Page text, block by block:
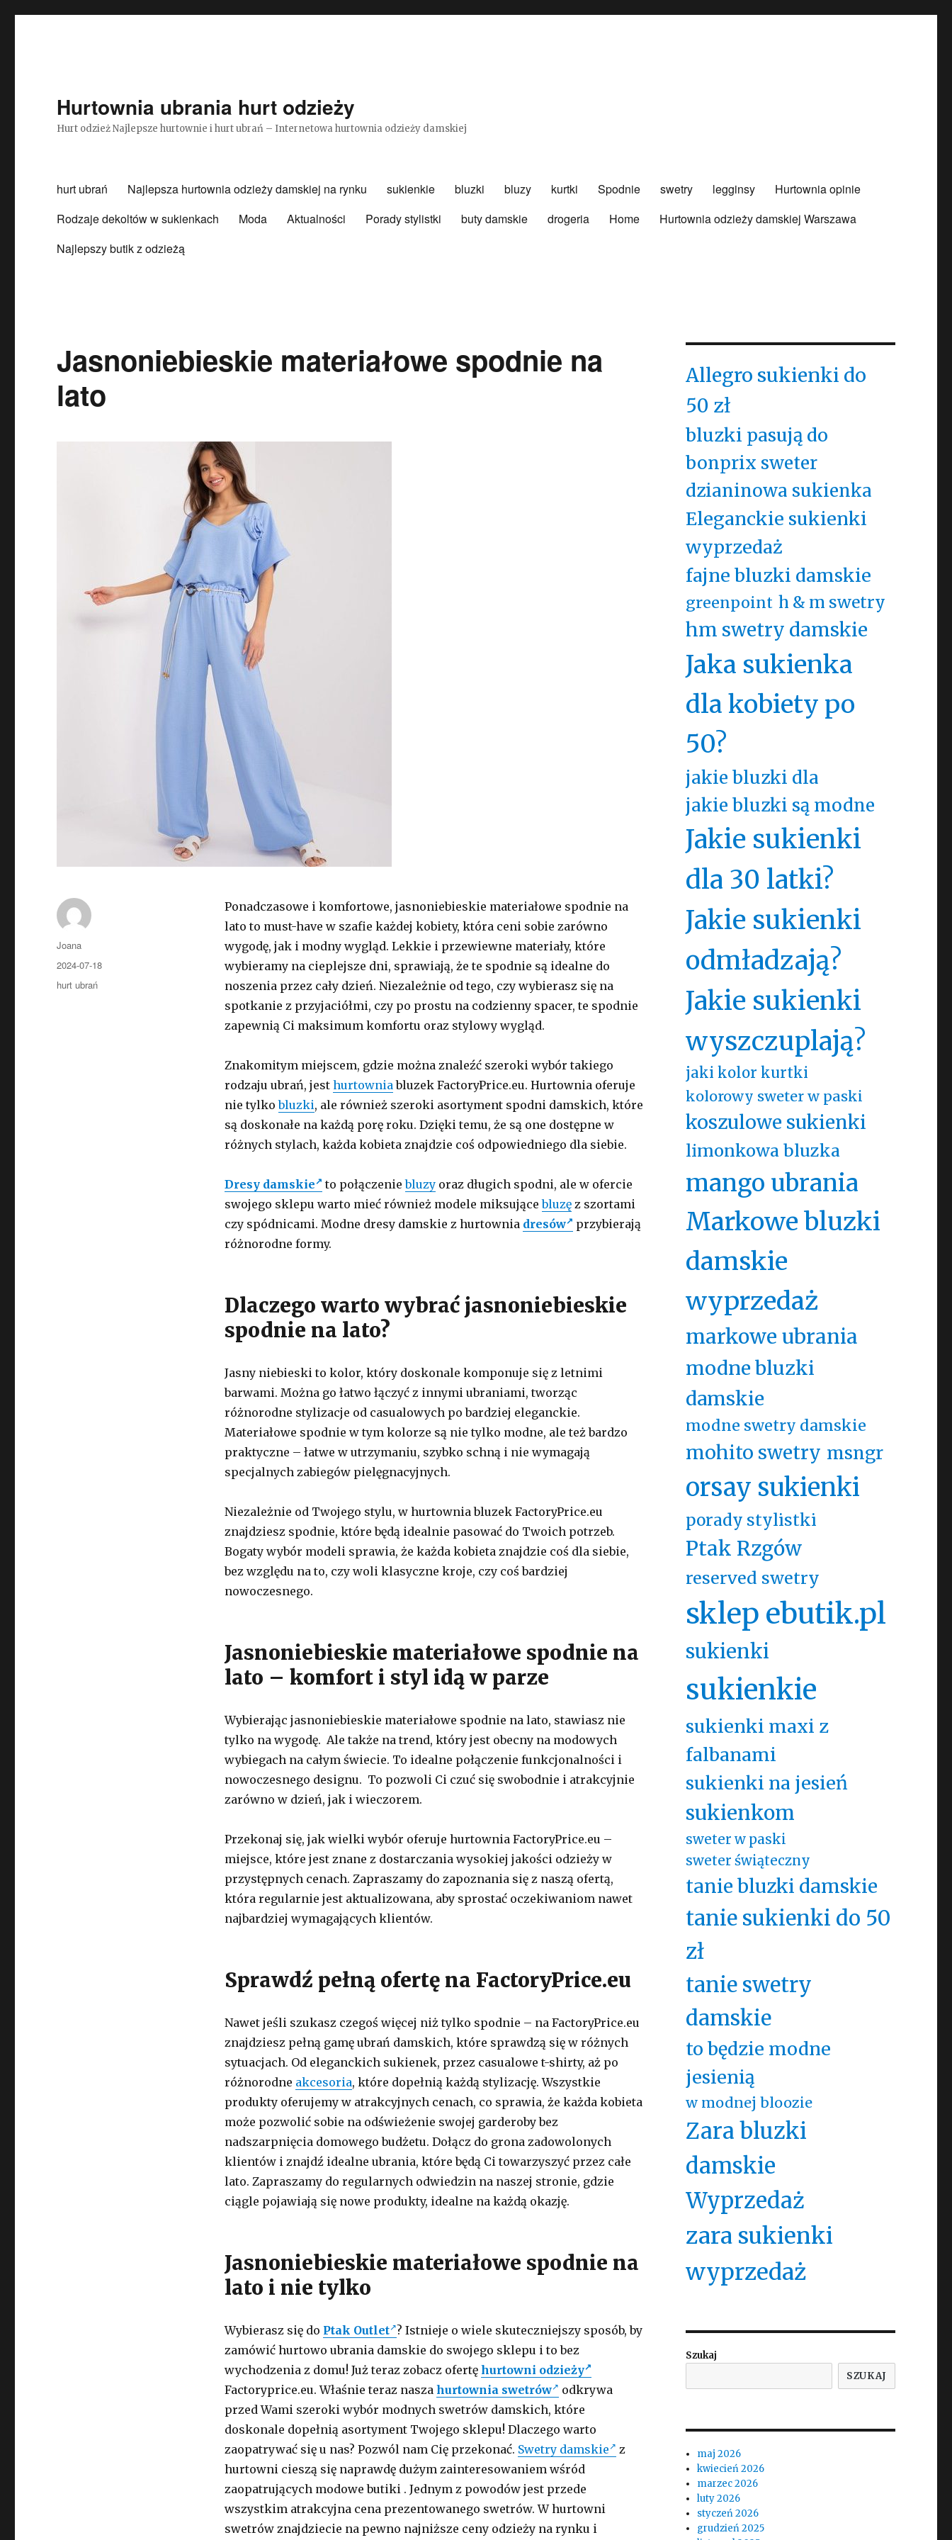
Hurtownia ubrania hurt odzieży
Hurt odzież Najlepsze hurtownie i hurt ubrań – Internetowa hurtownia odzieży damskiej
hurt ubrań Najlepsza hurtownia odzieży damskiej na rynku sukienkie bluzki bluzy kurtki Spodnie swetry legginsy
Hurtownia opinie
Rodzaje dekoltów w sukienkach
Moda Aktualności Porady stylistki buty damskie drogeria Home
Hurtownia odzieży damskiej Warszawa
Najlepszy butik z odzieżą
Jasnoniebieskie materiałowe spodnie na
lato
Ponadczasowe i komfortowe, jasnoniebieskie materiałowe spodnie na
lato to must-have w szafie każdej kobiety, która ceni sobie zarówno
wygodę, jak i modny wygląd. Lekkie i przewiewne materiały, które
wybieramy na cieplejsze dni, sprawiają, że te spodnie są idealne do
noszenia przez cały dzień. Niezależnie od tego, czy wybierasz się na
spotkanie z przyjaciółmi, czy po prostu na codzienny spacer, te spodnie
zapewnią Ci maksimum komfortu oraz stylowy wygląd.
Znakomitym miejscem, gdzie można znaleźć szeroki wybór takiego
rodzaju ubrań, jest hurtowniabluzek FactoryPrice.eu. Hurtownia oferuje
nie tylkobluzki, ale również szeroki asortyment spodni damskich, które
są doskonałe na każdą porę roku. Dzięki temu, że są one dostępne w
różnych stylach, każda kobieta znajdzie coś odpowiedniego dla siebie.
Dresy damskie to połączeniebluzyoraz długich spodni, ale w ofercie
swojego sklepu warto mieć również modele miksującebluzęz szortami
czy spódnicami. Modne dresy damskie z hurtownia dresów
przybierają
różnorodne formy.
Dlaczego warto wybrać jasnoniebieskie
spodnie na lato?
Jasny niebieski to kolor, który doskonale komponuje się z letnimi
barwami. Można go łatwo łączyć z innymi ubraniami, tworząc
różnorodne stylizacje od casualowych po bardziej eleganckie.
Materiałowe spodnie w tym kolorze są nie tylko modne, ale też bardzo
praktyczne – łatwe w utrzymaniu, szybko schną i nie wymagają
specjalnych zabiegów pielęgnacyjnych.
Niezależnie od Twojego stylu, w hurtownia bluzek FactoryPrice.eu
znajdziesz spodnie, które będą idealnie pasować do Twoich potrzeb.
Bogaty wybór modeli sprawia, że każda kobieta znajdzie coś dla siebie,
bez względu na to, czy woli klasyczne kroje, czy coś bardziej
nowoczesnego.
Jasnoniebieskie materiałowe spodnie na
lato – komfort i styl idą w parze
Wybierając jasnoniebieskie materiałowe spodnie na lato, stawiasz nie
tylko na wygodę. Ale także na trend, który jest obecny na modowych
wybiegach na całym świecie. To idealne połączenie funkcjonalności i
nowoczesnego designu. To pozwoli Ci czuć się swobodnie i atrakcyjnie
zarówno w dzień, jak i wieczorem.
Przekonaj się, jak wielki wybór oferuje hurtownia FactoryPrice.eu –
miejsce, które jest znane z dostarczania wysokiej jakości odzieży w
przystępnych cenach. Zapraszamy do zapoznania się z naszą ofertą,
która regularnie jest aktualizowana, aby sprostać oczekiwaniom nawet
najbardziej wymagających klientów.
Sprawdź pełną ofertę na FactoryPrice.eu
Nawet jeśli szukasz czegoś więcej niż tylko spodnie – na FactoryPrice.eu
znajdziesz pełną gamę ubrań damskich, które sprawdzą się w różnych
sytuacjach. Od eleganckich sukienek, przez casualowe t-shirty, aż po
różnorodne akcesoria, które dopełnią każdą stylizację. Wszystkie
produkty oferujemy w atrakcyjnych cenach, co sprawia, że każda kobieta
może pozwolić sobie na odświeżenie swojej garderoby bez
nadszarpnięcia domowego budżetu. Dołącz do grona zadowolonych
klientów i znajdź idealne ubrania, które będą Ci towarzyszyć przez całe
lato. Zapraszamy do regularnych odwiedzin na naszej stronie, gdzie
ciągle pojawiają się nowe produkty, idealne na każdą okazję.
Jasnoniebieskie materiałowe spodnie na
lato i nie tylko
Wybierasz się do Ptak Outlet
? Istnieje o wiele skuteczniejszy sposób, by
zamówić hurtowo ubrania damskie do swojego sklepu i to bez
wychodzenia z domu! Już teraz zobacz ofertę hurtowni odzieży
Factoryprice.eu. Właśnie teraz nasza hurtownia swetrów
odkrywa
przed Wami szeroki wybór modnych swetrów damskich, które
doskonale dopełnią asortyment Twojego sklepu! Dlaczego warto
zaopatrywać się u nas? Pozwól nam Cię przekonać. Swetry damskie
z
hurtowni cieszą się naprawdę dużym zainteresowaniem wśród
zaopatrujących modowe butiki . Jednym z powodów jest przede
wszystkim atrakcyjna cena prezentowanego swetrów. W hurtowni
swetrów znajdziecie na pewno najniższe ceny odzieży na rynku i
Autor
Joana
Opublikowano
2024-07-18
Kategorie
hurt ubrań
Allegro sukienki do
50 zł
bluzki pasują do
bonprix sweter
dzianinowa sukienka
Eleganckie sukienki
wyprzedaż
fajne bluzki damskie
greenpoint h & m swetry
hm swetry damskie
Jaka sukienka
dla kobiety po
50?
jakie bluzki dla
jakie bluzki są modne
Jakie sukienki
dla 30 latki?
Jakie sukienki
odmładzają?
Jakie sukienki
wyszczuplają?
jaki kolor kurtki
kolorowy sweter w paski
koszulowe sukienki
limonkowa bluzka
mango ubrania
Markowe bluzki
damskie
wyprzedaż
markowe ubrania
modne bluzki
damskie
modne swetry damskie
mohito swetry msngr
orsay sukienki
porady stylistki
Ptak Rzgów
reserved swetry
sklep ebutik.pl
sukienki
sukienkie
sukienki maxi z
falbanami
sukienki na jesień
sukienkom
sweter w paski
sweter świąteczny
tanie bluzki damskie
tanie sukienki do 50
zł
tanie swetry
damskie
to będzie modne
jesienią
w modnej bloozie
Zara bluzki
damskie
Wyprzedaż
zara sukienki
wyprzedaż
Szukaj
SZUKAJ
maj 2026
kwiecień 2026
marzec 2026
luty 2026
styczeń 2026
grudzień 2025